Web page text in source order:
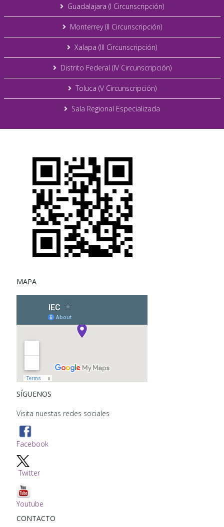
Guadalajara (I Circunscripción)
Monterrey (II Circunscripción)
Xalapa (III Circunscripción)
Distrito Federal (IV Circunscripción)
Toluca (V Circunscripción)
Sala Regional Especializada
MAPA
SÍGUENOS
Visita nuestas redes sociales
Facebook
Twitter
Youtube
CONTACTO